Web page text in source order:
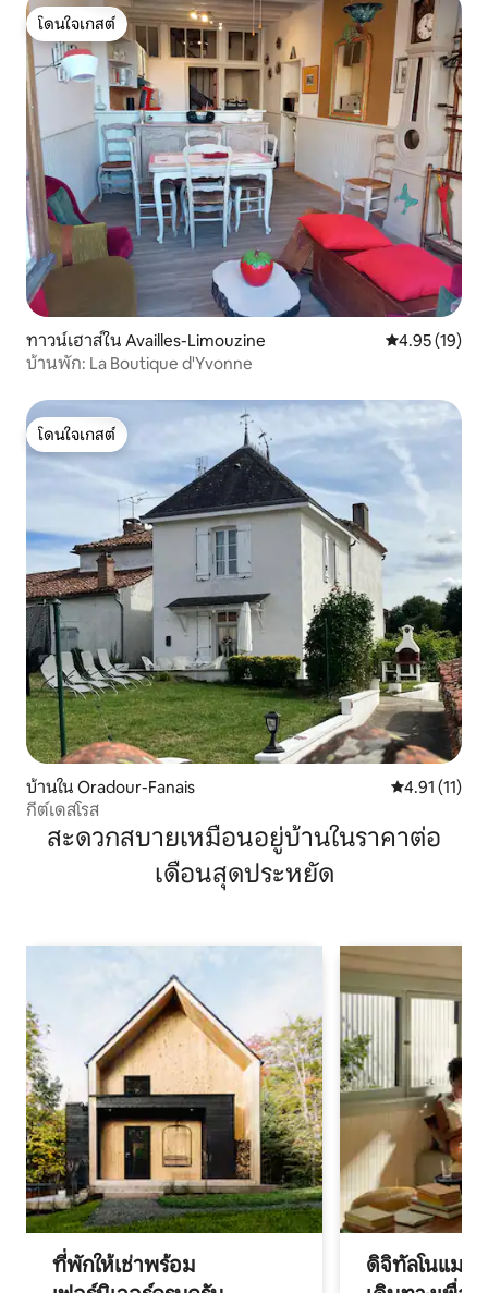
โดนใจเกสต์
โดนใจเกสต์
ทาวน์เฮาส์ใน Availles-Limouzine คะแนนเฉลี่ย
4.95 (19)
บ้านพัก: La Boutique d'Yvonne
โดนใจเกสต์
โดนใจเกสต์
บ้านใน Oradour-Fanais คะแนนเฉลี่ย
4.91 (11)
กีต์เดสโรส
สะดวกสบายเหมือนอยู่บ้านในราคาต่อ
เดือนสุดประหยัด
ที่พักให้เช่าพร้อม
ดิจิทัลโนแมด